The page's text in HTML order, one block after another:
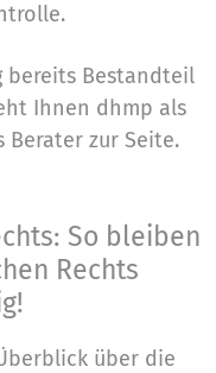
bereits Bestandteil
Ihnen dhmp als
zur Seite.
So bleiben
Rechts
über die